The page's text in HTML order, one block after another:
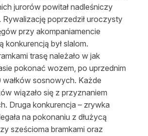
jurorów powitał nadleśniczy
Rywalizację poprzedził uroczysty
przy akompaniamencie
konkurencją był slalom.
trasę należało w jak
pokonać wozem, po uprzednim
wałków sosnowych. Każde
wiązało się z przyznaniem
Druga konkurencja – zrywka
na pokonaniu z dłużycą
sześcioma bramkami oraz